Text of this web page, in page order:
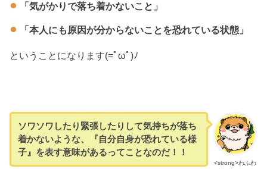
「気がかりで落ち着かないこと」
「本人にも原因が分からないことを恐れている状態」
ということになります(=ﾟωﾟ)ﾉ
<strong>わふわ
ソワソワしたり緊張したりして気持ちが落ち
着かないような、『自分自身が恐れている様
子』を表す意味があるってことなのだ！！